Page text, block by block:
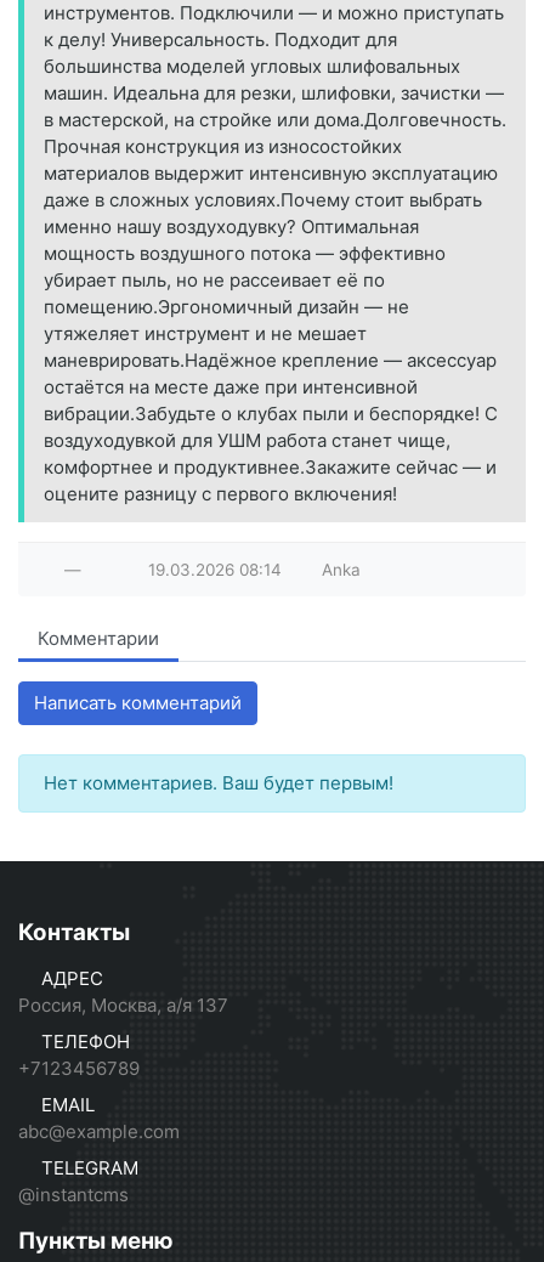
инструментов. Подключили — и можно приступать
к делу! Универсальность. Подходит для
большинства моделей угловых шлифовальных
машин. Идеальна для резки, шлифовки, зачистки —
в мастерской, на стройке или дома.Долговечность.
Прочная конструкция из износостойких
материалов выдержит интенсивную эксплуатацию
даже в сложных условиях.Почему стоит выбрать
именно нашу воздуходувку? Оптимальная
мощность воздушного потока — эффективно
убирает пыль, но не рассеивает её по
помещению.Эргономичный дизайн — не
утяжеляет инструмент и не мешает
маневрировать.Надёжное крепление — аксессуар
остаётся на месте даже при интенсивной
вибрации.Забудьте о клубах пыли и беспорядке! С
воздуходувкой для УШМ работа станет чище,
комфортнее и продуктивнее.Закажите сейчас — и
оцените разницу с первого включения!
— 19.03.2026 08:14 Anka
Комментарии
Написать комментарий
Нет комментариев. Ваш будет первым!
Контакты
АДРЕС
Россия, Москва, а/я 137
ТЕЛЕФОН
+7123456789
EMAIL
abc@example.com
TELEGRAM
@instantcms
Пункты меню